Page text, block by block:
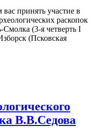
принять участие в
раскопок
Смолка (3-я четверть I
(Псковская
В.В.Седова